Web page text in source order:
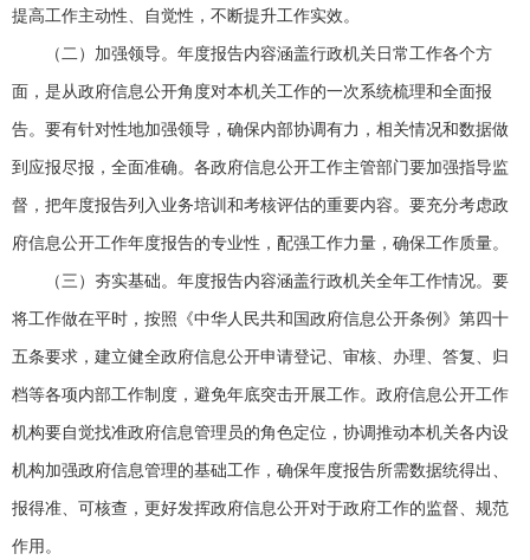
提高工作主动性、自觉性，不断提升工作实效。
（二）加强领导。年度报告内容涵盖行政机关日常工作各个方
面，是从政府信息公开角度对本机关工作的一次系统梳理和全面报
告。要有针对性地加强领导，确保内部协调有力，相关情况和数据做
到应报尽报，全面准确。各政府信息公开工作主管部门要加强指导监
督，把年度报告列入业务培训和考核评估的重要内容。要充分考虑政
府信息公开工作年度报告的专业性，配强工作力量，确保工作质量。
（三）夯实基础。年度报告内容涵盖行政机关全年工作情况。要
将工作做在平时，按照《中华人民共和国政府信息公开条例》第四十
五条要求，建立健全政府信息公开申请登记、审核、办理、答复、归
档等各项内部工作制度，避免年底突击开展工作。政府信息公开工作
机构要自觉找准政府信息管理员的角色定位，协调推动本机关各内设
机构加强政府信息管理的基础工作，确保年度报告所需数据统得出、
报得准、可核查，更好发挥政府信息公开对于政府工作的监督、规范
作用。